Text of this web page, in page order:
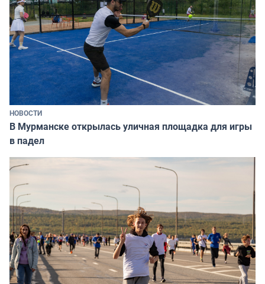
НОВОСТИ
В Мурманске открылась уличная площадка для игры
в падел